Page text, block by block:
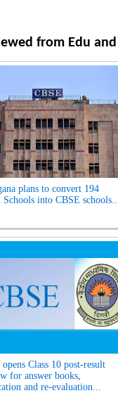
from Edu
plans to convert 194
Schools into CBSE
Class 10 post-result
for answer books,
and re-evaluation...